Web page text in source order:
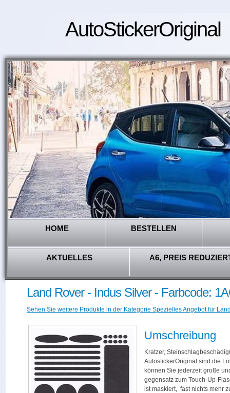
AutoStickerOriginal
HOME BESTELLEN
AKTUELLES A6, PREIS
Land Rover - Indus Silver - Farbcode:
Sehen Sie weitere Produkte in der Kategorie Spezielles Angebot für
Umschreibung
Kratzer,
AutostickerOriginal sind die
können Sie jederzeit große
gegensatz zum Touch-Up-
ist maskiert, fast nichts mehr